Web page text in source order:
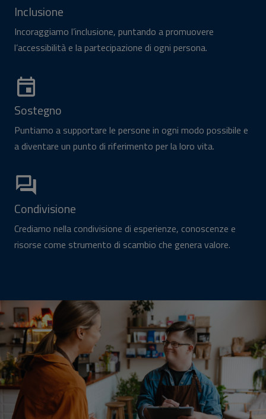
Inclusione
Incoraggiamo l’inclusione, puntando a promuovere
l’accessibilità e la partecipazione di ogni persona.
Sostegno
Puntiamo a supportare le persone in ogni modo possibile e
a diventare un punto di riferimento per la loro vita.
Condivisione
Crediamo nella condivisione di esperienze, conoscenze e
risorse come strumento di scambio che genera valore.